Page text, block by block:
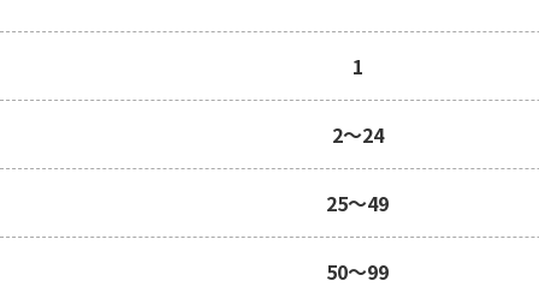
1
2～24
25～49
50～99